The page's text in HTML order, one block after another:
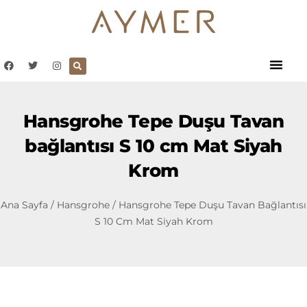
Hansgrohe Tepe Duşu Tavan
bağlantısı S 10 cm Mat Siyah
Krom
Ana Sayfa / Hansgrohe / Hansgrohe Tepe Duşu Tavan Bağlantısı
S 10 Cm Mat Siyah Krom